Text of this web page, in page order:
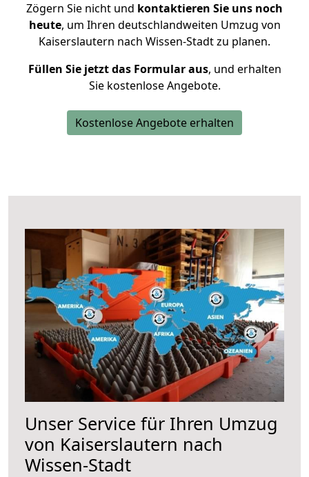
Zögern Sie nicht und kontaktieren Sie uns noch
heute, um Ihren deutschlandweiten Umzug von
Kaiserslautern nach Wissen-Stadt zu planen.
Füllen Sie jetzt das Formular aus, und erhalten
Sie kostenlose Angebote.
Kostenlose Angebote erhalten
Unser Service für Ihren Umzug
von Kaiserslautern nach
Wissen-Stadt